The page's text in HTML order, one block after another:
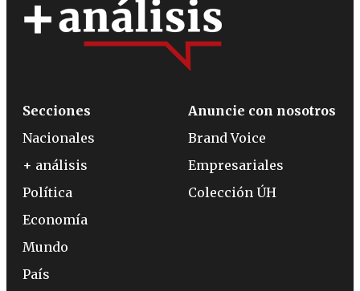
Secciones
Nacionales
+ análisis
Política
Economía
Mundo
País
Anuncie con nosotros
Brand Voice
Empresariales
Colección ÚH